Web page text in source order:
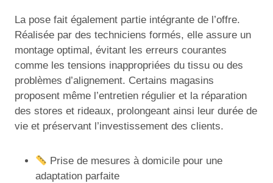
La pose fait également partie intégrante de l’offre.
Réalisée par des techniciens formés, elle assure un
montage optimal, évitant les erreurs courantes
comme les tensions inappropriées du tissu ou des
problèmes d’alignement. Certains magasins
proposent même l’entretien régulier et la réparation
des stores et rideaux, prolongeant ainsi leur durée de
vie et préservant l’investissement des clients.
Prise de mesures à domicile pour une
adaptation parfaite